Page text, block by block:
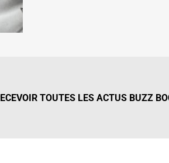
TOUTES LES ACTUS BUZZ